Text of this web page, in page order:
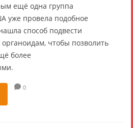
ещё одна группа
уже провела подобное
способ подвести
чтобы позволить
более
0